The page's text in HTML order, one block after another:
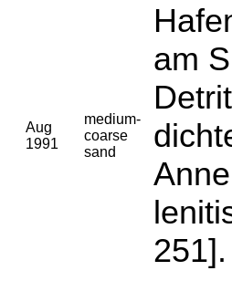
Aug
1991
medium-
coarse
sand
am
251].